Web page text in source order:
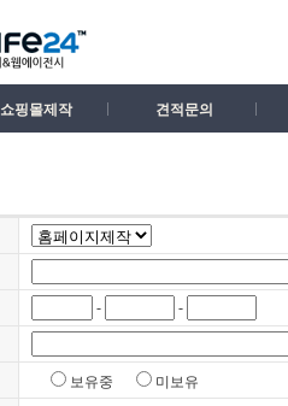
쇼핑몰제작 견적문의
- -
보유중
미보유